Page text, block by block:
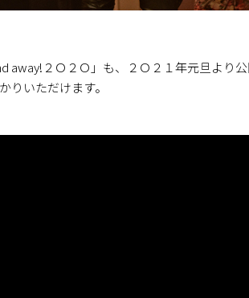
away!２Ｏ２Ｏ」も、２Ｏ２１年元旦より公
りいただけます。